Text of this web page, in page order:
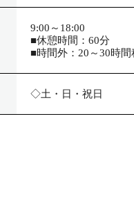
9:00～18:00
■休憩時間：60分
■時間外：20～30時間
◇土・日・祝日